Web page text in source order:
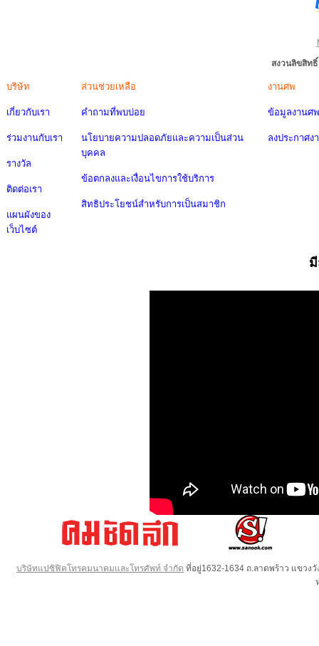
สงวนลิขสิท
บริษัท
เกี่ยวกับเรา
ร่วมงานกับเรา
รางวัล
ติดต่อเรา
แผนผังของ
เว็บไซต์
ส่วนช่วยเหลือ
คำถามที่พบบ่อย
นโยบายความปลอดภัยและความเป็นส่วน
บุคคล
ข้อตกลงและเงื่อนไขการใช้บริการ
สิทธิประโยชน์สำหรับการเป็นสมาชิก
งานศพ
ข้อมูลงานศพ
ลงประกาศง
บริษัทแปซิฟิคโทรคมนาคมและโทรศัพท์ จำกัด ที่อยู่1632-1634 ถ.ลาดพร้าว แขวง